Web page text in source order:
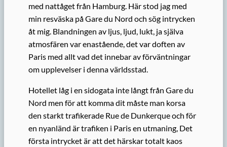
med nattåget från Hamburg. Här stod jag med
min resväska på Gare du Nord och sög intrycken
åt mig. Blandningen av ljus, ljud, lukt, ja själva
atmosfären var enastående, det var doften av
Paris med allt vad det innebar av förväntningar
om upplevelser i denna världsstad.
Hotellet låg i en sidogata inte långt från Gare du
Nord men för att komma dit måste man korsa
den starkt trafikerade Rue de Dunkerque och för
en nyanländ är trafiken i Paris en utmaning, Det
första intrycket är att det härskar totalt kaos